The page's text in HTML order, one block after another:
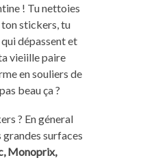
! Tu nettoies
stickers, tu
dépassent et
vieiille paire
en souliers de
beau ça ?
? En géneral
grandes surfaces
Monoprix,